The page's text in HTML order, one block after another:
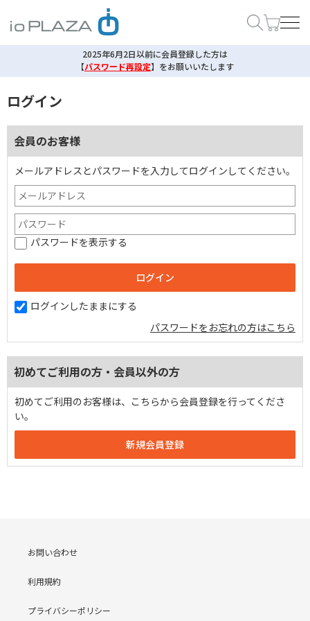
2025年6月2日以前に会員登録した方は
【パスワード再設定】 をお願いいたします
ログイン
会員のお客様
メールアドレスとパスワードを入力してログインしてください。
パスワードを表示する
ログインしたままにする
パスワードをお忘れの方はこちら
初めてご利用の方・会員以外の方
初めてご利用のお客様は、こちらから会員登録を行ってくださ
い。
お問い合わせ
利用規約
プライバシーポリシー